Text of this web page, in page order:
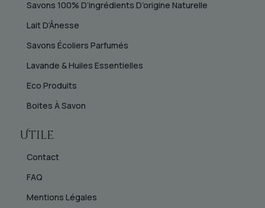
Savons 100% D’ingrédients D’origine Naturelle
Lait D’Ânesse
Savons Écoliers Parfumés
Lavande & Huiles Essentielles
Eco Produits
Boites À Savon
Utile
Contact
FAQ
Mentions Légales